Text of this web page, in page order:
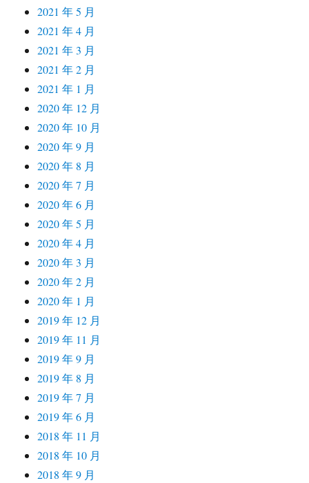
2021 年 5 月
2021 年 4 月
2021 年 3 月
2021 年 2 月
2021 年 1 月
2020 年 12 月
2020 年 10 月
2020 年 9 月
2020 年 8 月
2020 年 7 月
2020 年 6 月
2020 年 5 月
2020 年 4 月
2020 年 3 月
2020 年 2 月
2020 年 1 月
2019 年 12 月
2019 年 11 月
2019 年 9 月
2019 年 8 月
2019 年 7 月
2019 年 6 月
2018 年 11 月
2018 年 10 月
2018 年 9 月